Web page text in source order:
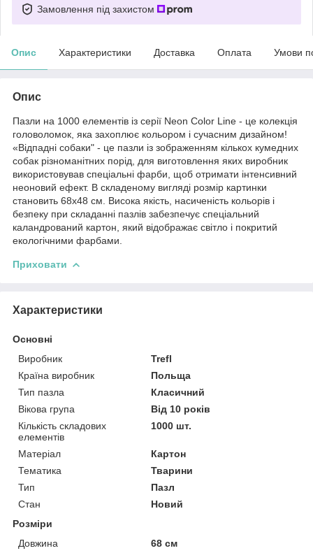
Замовлення під захистом
Опис Характеристики Доставка Оплата Умови
Опис
Пазли на 1000 елементів із серії Neon Color Line - це колекція
головоломок, яка захоплює кольором і сучасним дизайном!
«Відпадні собаки" - це пазли із зображенням кількох кумедних
собак різноманітних порід, для виготовлення яких виробник
використовував спеціальні фарби, щоб отримати інтенсивний
неоновий ефект. В складеному вигляді розмір картинки
становить 68х48 см. Висока якість, насиченість кольорів і
безпеку при складанні пазлів забезпечує спеціальний
каландрований картон, який відображає світло і покритий
екологічними фарбами.
Приховати
Характеристики
Основні
Виробник
Trefl
Країна виробник
Польща
Тип пазла
Класичний
Вікова група
Від 10 років
Кількість складових
елементів
1000 шт.
Матеріал
Картон
Тематика
Тварини
Тип
Пазл
Стан
Новий
Розміри
Довжина
68 см